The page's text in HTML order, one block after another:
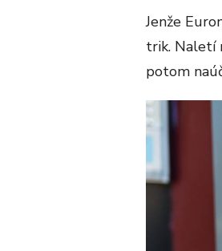
Jenže
trik. Naletí
potom